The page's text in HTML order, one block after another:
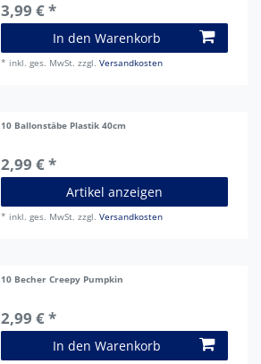
3,99 € *
In den Warenkorb
* inkl. ges. MwSt. zzgl.Versandkosten
10 Ballonstäbe Plastik 40cm
2,99 € *
Artikel anzeigen
* inkl. ges. MwSt. zzgl.Versandkosten
10 Becher Creepy Pumpkin
2,99 € *
In den Warenkorb